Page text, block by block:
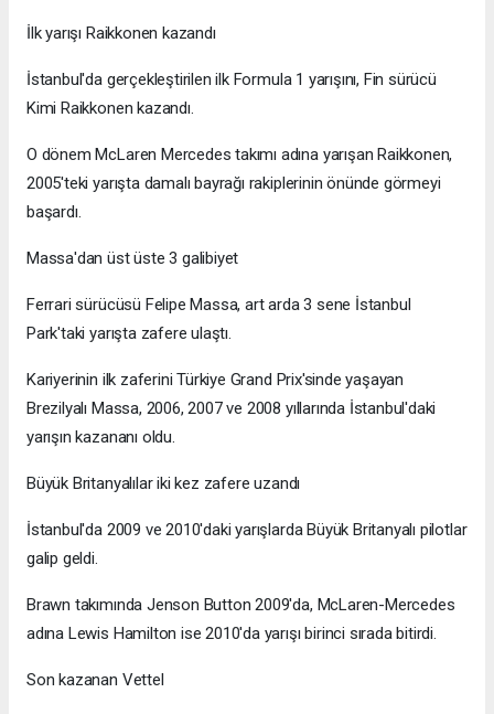
İlk yarışı Raikkonen kazandı
İstanbul'da gerçekleştirilen ilk Formula 1 yarışını, Fin sürücü
Kimi Raikkonen kazandı.
O dönem McLaren Mercedes takımı adına yarışan Raikkonen,
2005'teki yarışta damalı bayrağı rakiplerinin önünde görmeyi
başardı.
Massa'dan üst üste 3 galibiyet
Ferrari sürücüsü Felipe Massa, art arda 3 sene İstanbul
Park'taki yarışta zafere ulaştı.
Kariyerinin ilk zaferini Türkiye Grand Prix'sinde yaşayan
Brezilyalı Massa, 2006, 2007 ve 2008 yıllarında İstanbul'daki
yarışın kazananı oldu.
Büyük Britanyalılar iki kez zafere uzandı
İstanbul'da 2009 ve 2010'daki yarışlarda Büyük Britanyalı pilotlar
galip geldi.
Brawn takımında Jenson Button 2009'da, McLaren-Mercedes
adına Lewis Hamilton ise 2010'da yarışı birinci sırada bitirdi.
Son kazanan Vettel